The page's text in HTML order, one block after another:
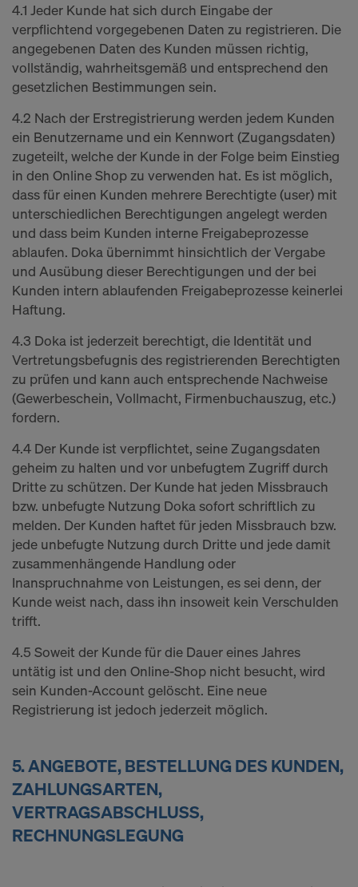
4.1 Jeder Kunde hat sich durch Eingabe der
verpflichtend vorgegebenen Daten zu registrieren. Die
angegebenen Daten des Kunden müssen richtig,
vollständig, wahrheitsgemäß und entsprechend den
gesetzlichen Bestimmungen sein.
4.2 Nach der Erstregistrierung werden jedem Kunden
ein Benutzername und ein Kennwort (Zugangsdaten)
zugeteilt, welche der Kunde in der Folge beim Einstieg
in den Online Shop zu verwenden hat. Es ist möglich,
dass für einen Kunden mehrere Berechtigte (user) mit
unterschiedlichen Berechtigungen angelegt werden
und dass beim Kunden interne Freigabeprozesse
ablaufen. Doka übernimmt hinsichtlich der Vergabe
und Ausübung dieser Berechtigungen und der bei
Kunden intern ablaufenden Freigabeprozesse keinerlei
Haftung.
4.3 Doka ist jederzeit berechtigt, die Identität und
Vertretungsbefugnis des registrierenden Berechtigten
zu prüfen und kann auch entsprechende Nachweise
(Gewerbeschein, Vollmacht, Firmenbuchauszug, etc.)
fordern.
4.4 Der Kunde ist verpflichtet, seine Zugangsdaten
geheim zu halten und vor unbefugtem Zugriff durch
Dritte zu schützen. Der Kunde hat jeden Missbrauch
bzw. unbefugte Nutzung Doka sofort schriftlich zu
melden. Der Kunden haftet für jeden Missbrauch bzw.
jede unbefugte Nutzung durch Dritte und jede damit
zusammenhängende Handlung oder
Inanspruchnahme von Leistungen, es sei denn, der
Kunde weist nach, dass ihn insoweit kein Verschulden
trifft.
4.5 Soweit der Kunde für die Dauer eines Jahres
untätig ist und den Online-Shop nicht besucht, wird
sein Kunden-Account gelöscht. Eine neue
Registrierung ist jedoch jederzeit möglich.
5. ANGEBOTE, BESTELLUNG DES KUNDEN,
ZAHLUNGSARTEN,
VERTRAGSABSCHLUSS,
RECHNUNGSLEGUNG